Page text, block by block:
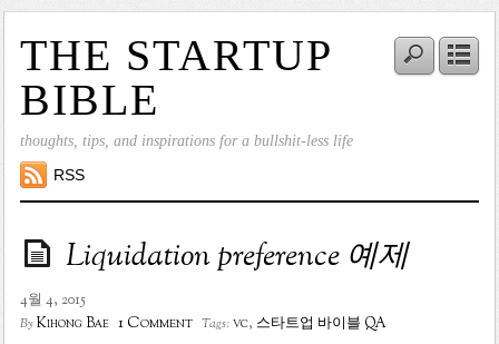
THE STARTUP
BIBLE
thoughts, tips, and inspirations for a bullshit-less life
RSS
Liquidation preference 예제
4월 4, 2015
ByKihong Bae 1 Comment Tags:vc, 스타트업 바이블 QA